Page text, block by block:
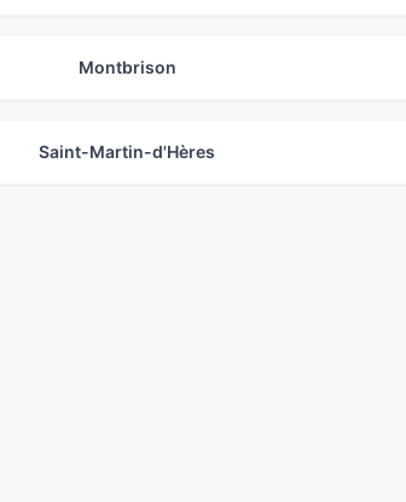
Montbrison
Saint-Martin-d'Hères